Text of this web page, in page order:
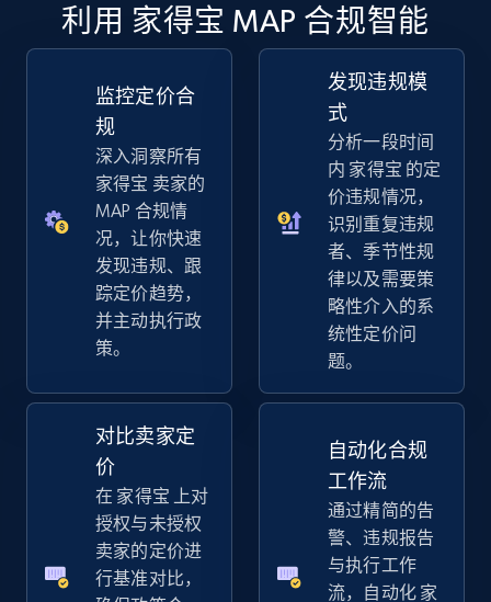
more.
立即开始
eBay - Gather data on products using
specified keywords
URL, Product id, Title, Seller name, Seller rating,
Seller reviews, Breadcrumbs, Root category, and
more.
2.5K+ 立即开始
eBay - Collect products from shops on eBay
URL, Product id, Title, Seller name, Seller rating,
Seller reviews, Breadcrumbs, Root category, and
more.
2.5K+ 359+ 立即开始
利用 家得宝 MAP 合规智能
监控定价合
规
深入洞察所有
家得宝 卖家的
MAP 合规情
况，让你快速
发现违规、跟
踪定价趋势，
并主动执行政
策。
发现违规模
式
分析一段时间
内 家得宝 的定
价违规情况，
识别重复违规
者、季节性规
律以及需要策
略性介入的系
统性定价问
题。
对比卖家定
价
在 家得宝 上对
授权与未授权
卖家的定价进
行基准对比，
自动化合规
工作流
通过精简的告
警、违规报告
与执行工作
流，自动化 家